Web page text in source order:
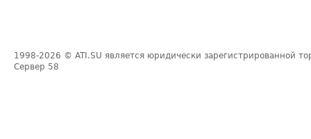
1998-2026 © ATI.SU является юридически зарегистрированной
Сервер 58